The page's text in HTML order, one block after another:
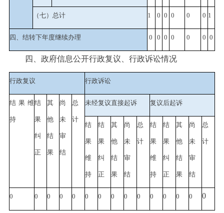
（七）总计 1 0 0 0 0 0 1
四、结转下年度继续办理 0 0 0 0 0 0 0
四、政府信息公开行政复议、行政诉讼情况
行政复议 行政诉讼
结果维
持
结
果
纠
正
其
他
结
果
尚
未
审
结
总
计
未经复议直接起诉 复议后起诉
结
果
维
持
结
果
纠
正
其
他
结
果
尚
未
审
结
总
计
结
果
维
持
结
果
纠
正
其
他
结
果
尚
未
审
结
总
计
0 0 0 0 0 0 0 0 0 0 0 0 0 0 0